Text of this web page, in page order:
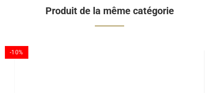
Produit de la même catégorie
-10%